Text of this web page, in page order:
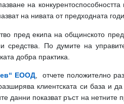
на
на нивата от предходната
пред екипа на общинското
средства. По думите на
добра практика.
ЕООД, отчете положително
клиентската си база и
данни показват ръст на